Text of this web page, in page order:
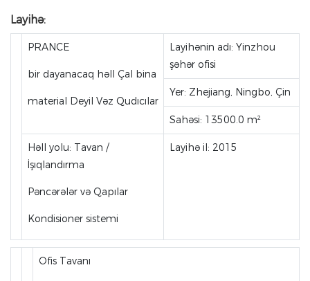
Layihə:
PRANCE
bir dayanacaq həll Çal bina
material Deyil Vəz Qudıcılar
Layihənin adı: Yinzhou
şəhər ofisi
Yer: Zhejiang, Ningbo, Çin
Sahəsi: 13500.0 m²
Həll yolu: Tavan /
İşıqlandırma
Pəncərələr və Qapılar
Kondisioner sistemi
Layihə il: 2015
Ofis Tavanı